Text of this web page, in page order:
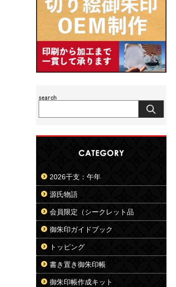
2026干支：午年
源氏物語
会員限定（シークレット品
御朱印ガイドブック
トッピング
書き置き御朱印帳
御朱印帳作成キット